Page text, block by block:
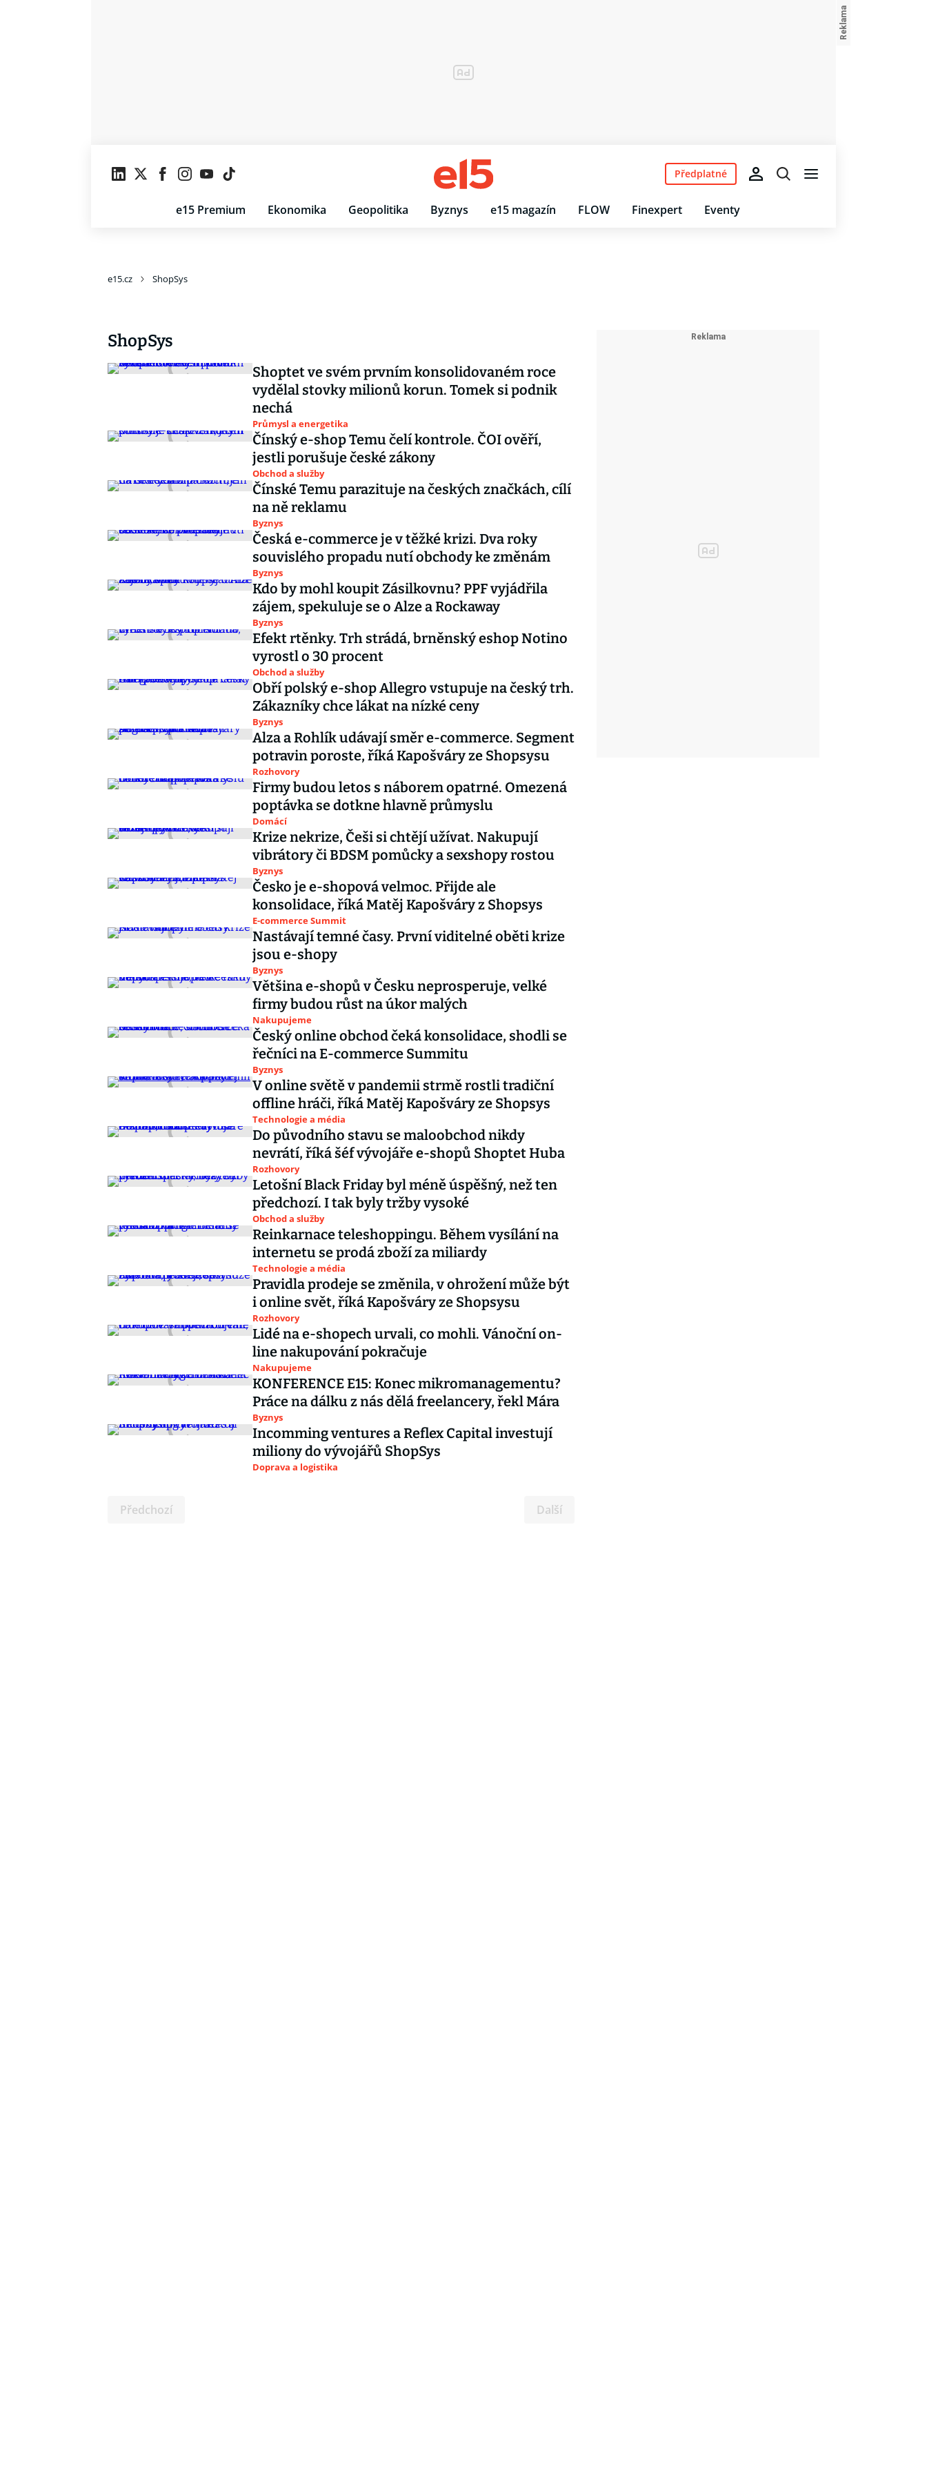
e15 Premium Ekonomika Geopolitika Byznys e15 magazín FLOW Finexpert Eventy
Předplatné
e15.cz ShopSys
ShopSys
Shoptet ve svém prvním konsolidovaném roce
vydělal stovky milionů korun. Tomek si podnik
nechá
Průmysl a energetika
Čínský e-shop Temu čelí kontrole. ČOI ověří,
jestli porušuje české zákony
Obchod a služby
Čínské Temu parazituje na českých značkách, cílí
na ně reklamu
Byznys
Česká e-commerce je v těžké krizi. Dva roky
souvislého propadu nutí obchody ke změnám
Byznys
Kdo by mohl koupit Zásilkovnu? PPF vyjádřila
zájem, spekuluje se o Alze a Rockaway
Byznys
Efekt rtěnky. Trh strádá, brněnský eshop Notino
vyrostl o 30 procent
Obchod a služby
Obří polský e-shop Allegro vstupuje na český trh.
Zákazníky chce lákat na nízké ceny
Byznys
Alza a Rohlík udávají směr e-commerce. Segment
potravin poroste, říká Kapošváry ze Shopsysu
Rozhovory
Firmy budou letos s náborem opatrné. Omezená
poptávka se dotkne hlavně průmyslu
Domácí
Krize nekrize, Češi si chtějí užívat. Nakupují
vibrátory či BDSM pomůcky a sexshopy rostou
Byznys
Česko je e-shopová velmoc. Přijde ale
konsolidace, říká Matěj Kapošváry z Shopsys
E-commerce Summit
Nastávají temné časy. První viditelné oběti krize
jsou e-shopy
Byznys
Většina e-shopů v Česku neprosperuje, velké
firmy budou růst na úkor malých
Nakupujeme
Český online obchod čeká konsolidace, shodli se
řečníci na E-commerce Summitu
Byznys
V online světě v pandemii strmě rostli tradiční
offline hráči, říká Matěj Kapošváry ze Shopsys
Technologie a média
Do původního stavu se maloobchod nikdy
nevrátí, říká šéf vývojáře e-shopů Shoptet Huba
Rozhovory
Letošní Black Friday byl méně úspěšný, než ten
předchozí. I tak byly tržby vysoké
Obchod a služby
Reinkarnace teleshoppingu. Během vysílání na
internetu se prodá zboží za miliardy
Technologie a média
Pravidla prodeje se změnila, v ohrožení může být
i online svět, říká Kapošváry ze Shopsysu
Rozhovory
Lidé na e-shopech urvali, co mohli. Vánoční on-
line nakupování pokračuje
Nakupujeme
KONFERENCE E15: Konec mikromanagementu?
Práce na dálku z nás dělá freelancery, řekl Mára
Byznys
Incomming ventures a Reflex Capital investují
miliony do vývojářů ShopSys
Doprava a logistika
Předchozí Další